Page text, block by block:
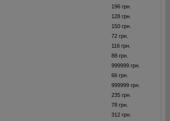
196 грн.
128 грн.
150 грн.
72 грн.
116 грн.
88 грн.
999999 грн.
66 грн.
999999 грн.
235 грн.
78 грн.
312 грн.